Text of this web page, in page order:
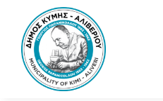
content